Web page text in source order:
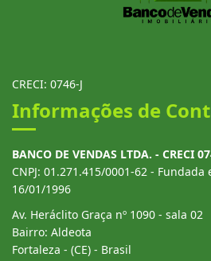
CRECI: 0746-J
Informações de
BANCO DE VENDAS LTDA. - CRECI
CNPJ: 01.271.415/0001-62 - Fundada
16/01/1996
Av. Heráclito Graça nº 1090 - sala 02
Bairro: Aldeota
Fortaleza - (CE) - Brasil